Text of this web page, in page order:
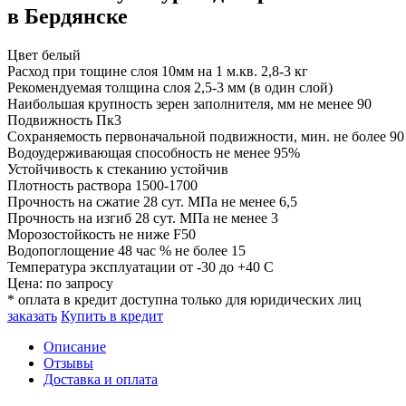
в Бердянске
Цвет белый
Расход при тощине слоя 10мм на 1 м.кв. 2,8-3 кг
Рекомендуемая толщина слоя 2,5-3 мм (в один слой)
Наибольшая крупность зерен заполнителя, мм не менее 90
Подвижность Пк3
Сохраняемость первоначальной подвижности, мин. не более
Водоудерживающая способность не менее 95%
Устойчивость к стеканию устойчив
Плотность раствора 1500-1700
Прочность на сжатие 28 сут. МПа не менее 6,5
Прочность на изгиб 28 сут. МПа не менее 3
Морозостойкость не ниже F50
Водопоглощение 48 час % не более 15
Температура эксплуатации от -30 до +40 C
Цена: по запросу
* оплата в кредит доступна только для юридических лиц
заказать Купить в кредит
Описание
Отзывы
Доставка и оплата